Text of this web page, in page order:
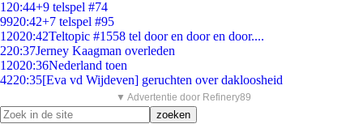
1 20:44+9 telspel #74
9920:42+7 telspel #95
12020:42Teltopic #1558 tel door en door en door....
220:37Jerney Kaagman overleden
12020:36Nederland toen
4220:35[Eva vd Wijdeven] geruchten over dakloosheid
▼ Advertentie door Refinery89